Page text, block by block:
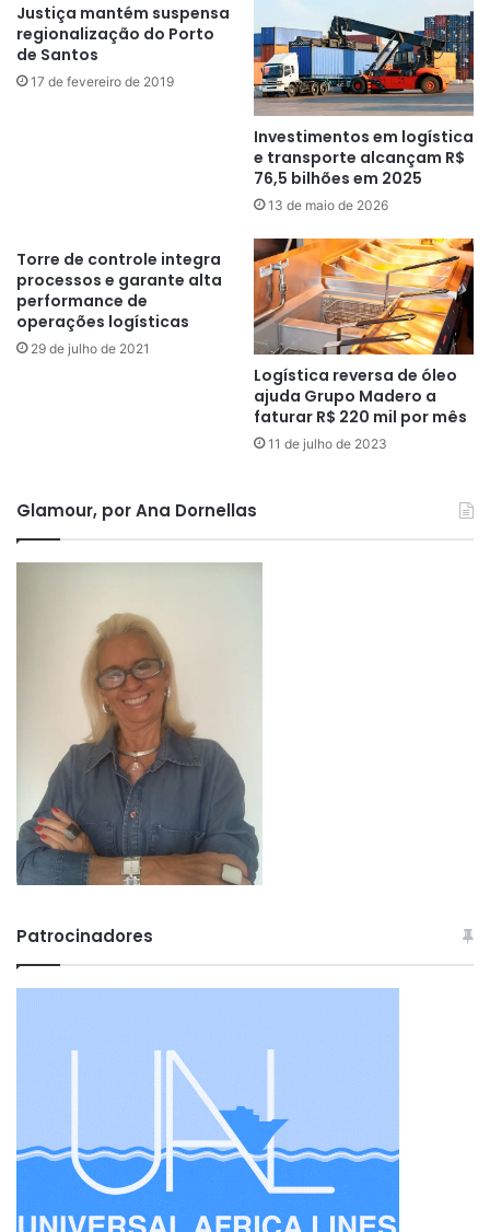
Justiça mantém suspensa
regionalização do Porto
de Santos
17 de fevereiro de 2019
Investimentos em logística
e transporte alcançam R$
76,5 bilhões em 2025
13 de maio de 2026
Torre de controle integra
processos e garante alta
performance de
operações logísticas
29 de julho de 2021
Logística reversa de óleo
ajuda Grupo Madero a
faturar R$ 220 mil por mês
11 de julho de 2023
Glamour, por Ana Dornellas
Patrocinadores